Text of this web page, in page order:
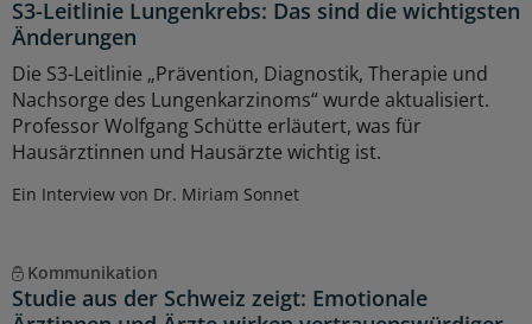
S3-Leitlinie Lungenkrebs: Das sind die wichtigsten
Änderungen
Die S3-Leitlinie „Prävention, Diagnostik, Therapie und
Nachsorge des Lungenkarzinoms“ wurde aktualisiert.
Professor Wolfgang Schütte erläutert, was für
Hausärztinnen und Hausärzte wichtig ist.
Ein Interview von Dr. Miriam Sonnet
Kommunikation
Studie aus der Schweiz zeigt: Emotionale